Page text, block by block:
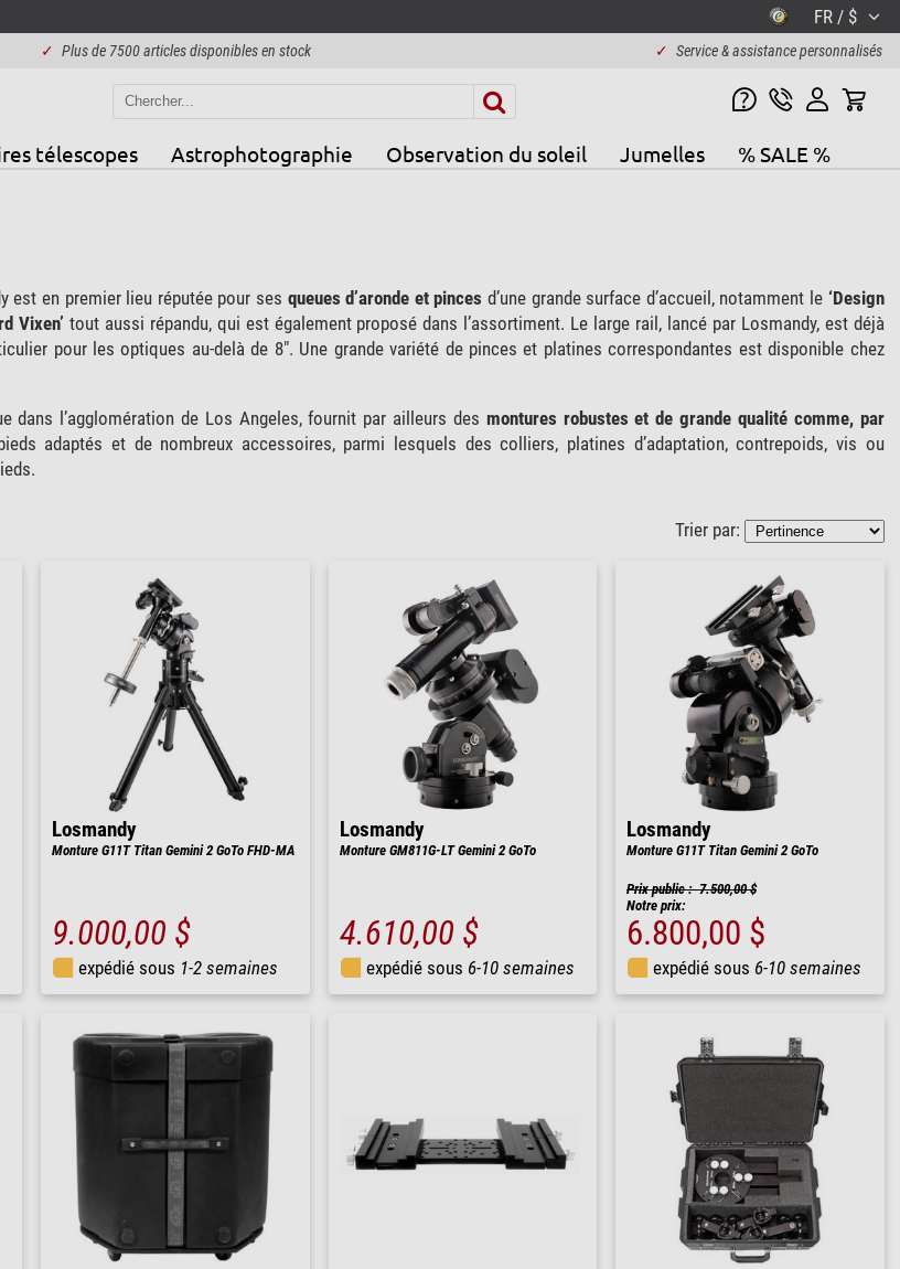
FR / $
✓ Plus de 7500 articles disponibles en stock ✓ Service & assistance personnalisés
télescopes Astrophotographie Observation du soleil Jumelles % SALE %
est en premier lieu réputée pour ses queues d’aronde et pinces d’une grande surface d’accueil, notamment le ‘Design
Vixen’ tout aussi répandu, qui est également proposé dans l’assortiment. Le large rail, lancé par Losmandy, est déjà
pour les optiques au-delà de 8". Une grande variété de pinces et platines correspondantes est disponible chez
dans l’agglomération de Los Angeles, fournit par ailleurs des montures robustes et de grande qualité comme, par
adaptés et de nombreux accessoires, parmi lesquels des colliers, platines d’adaptation, contrepoids, vis ou
Trier par:
Losmandy
Monture G11T Titan Gemini 2 GoTo FHD-MA
9.000,00 $
expédié sous 1-2 semaines
Losmandy
Monture GM811G-LT Gemini 2 GoTo
4.610,00 $
expédié sous 6-10 semaines
Losmandy
Monture G11T Titan Gemini 2 GoTo
Prix public : 7.500,00 $
Notre prix:
6.800,00 $
expédié sous 6-10 semaines